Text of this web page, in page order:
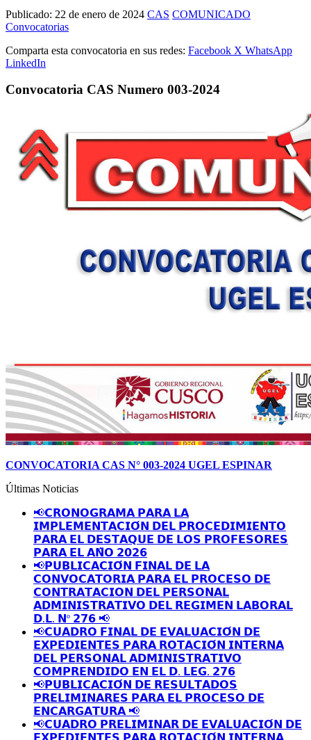
Publicado: 22 de enero de 2024 CAS COMUNICADO
Convocatorias
Comparta esta convocatoria en sus redes: Facebook X WhatsApp
LinkedIn
Convocatoria CAS Numero 003-2024
CONVOCATORIA CAS N° 003-2024 UGEL ESPINAR
Últimas Noticias
📢𝗖𝗥𝗢𝗡𝗢𝗚𝗥𝗔𝗠𝗔 𝗣𝗔𝗥𝗔 𝗟𝗔
𝗜𝗠𝗣𝗟𝗘𝗠𝗘𝗡𝗧𝗔𝗖𝗜𝗢́𝗡 𝗗𝗘𝗟 𝗣𝗥𝗢𝗖𝗘𝗗𝗜𝗠𝗜𝗘𝗡𝗧𝗢
𝗣𝗔𝗥𝗔 𝗘𝗟 𝗗𝗘𝗦𝗧𝗔𝗤𝗨𝗘 𝗗𝗘 𝗟𝗢𝗦 𝗣𝗥𝗢𝗙𝗘𝗦𝗢𝗥𝗘𝗦
𝗣𝗔𝗥𝗔 𝗘𝗟 𝗔𝗡̃𝗢 𝟮𝟬𝟮𝟲
📢𝗣𝗨𝗕𝗟𝗜𝗖𝗔𝗖𝗜𝗢́𝗡 𝗙𝗜𝗡𝗔𝗟 𝗗𝗘 𝗟𝗔
𝗖𝗢𝗡𝗩𝗢𝗖𝗔𝗧𝗢𝗥𝗜𝗔 𝗣𝗔𝗥𝗔 𝗘𝗟 𝗣𝗥𝗢𝗖𝗘𝗦𝗢 𝗗𝗘
𝗖𝗢𝗡𝗧𝗥𝗔𝗧𝗔𝗖𝗜𝗢𝗡 𝗗𝗘𝗟 𝗣𝗘𝗥𝗦𝗢𝗡𝗔𝗟
𝗔𝗗𝗠𝗜𝗡𝗜𝗦𝗧𝗥𝗔𝗧𝗜𝗩𝗢 𝗗𝗘𝗟 𝗥𝗘𝗚𝗜𝗠𝗘𝗡 𝗟𝗔𝗕𝗢𝗥𝗔𝗟
𝗗.𝗟. 𝗡º 𝟮𝟳𝟲 📢
📢𝗖𝗨𝗔𝗗𝗥𝗢 𝗙𝗜𝗡𝗔𝗟 𝗗𝗘 𝗘𝗩𝗔𝗟𝗨𝗔𝗖𝗜𝗢́𝗡 𝗗𝗘
𝗘𝗫𝗣𝗘𝗗𝗜𝗘𝗡𝗧𝗘𝗦 𝗣𝗔𝗥𝗔 𝗥𝗢𝗧𝗔𝗖𝗜𝗢́𝗡 𝗜𝗡𝗧𝗘𝗥𝗡𝗔
𝗗𝗘𝗟 𝗣𝗘𝗥𝗦𝗢𝗡𝗔𝗟 𝗔𝗗𝗠𝗜𝗡𝗜𝗦𝗧𝗥𝗔𝗧𝗜𝗩𝗢
𝗖𝗢𝗠𝗣𝗥𝗘𝗡𝗗𝗜𝗗𝗢 𝗘𝗡 𝗘𝗟 𝗗. 𝗟𝗘𝗚. 𝟮𝟳𝟲
📢𝗣𝗨𝗕𝗟𝗜𝗖𝗔𝗖𝗜𝗢́𝗡 𝗗𝗘 𝗥𝗘𝗦𝗨𝗟𝗧𝗔𝗗𝗢𝗦
𝗣𝗥𝗘𝗟𝗜𝗠𝗜𝗡𝗔𝗥𝗘𝗦 𝗣𝗔𝗥𝗔 𝗘𝗟 𝗣𝗥𝗢𝗖𝗘𝗦𝗢 𝗗𝗘
𝗘𝗡𝗖𝗔𝗥𝗚𝗔𝗧𝗨𝗥𝗔 📢
📢𝗖𝗨𝗔𝗗𝗥𝗢 𝗣𝗥𝗘𝗟𝗜𝗠𝗜𝗡𝗔𝗥 𝗗𝗘 𝗘𝗩𝗔𝗟𝗨𝗔𝗖𝗜𝗢́𝗡 𝗗𝗘